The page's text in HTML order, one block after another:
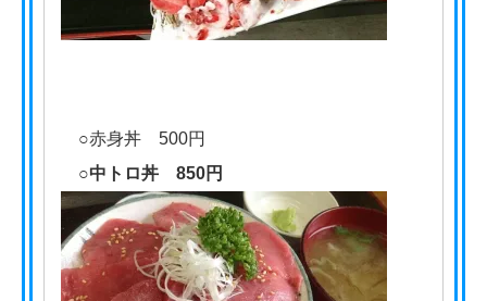
○赤身丼 500円
○中トロ丼 850円